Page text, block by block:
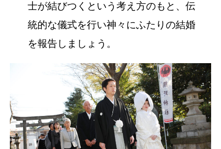
士が結びつくという考え方のもと、伝
統的な儀式を行い神々にふたりの結婚
を報告しましょう。